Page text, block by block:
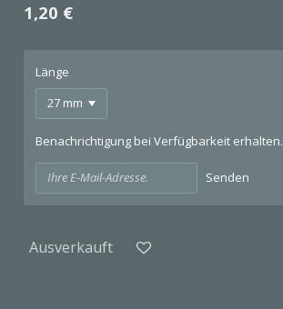
1,20 €
Länge
Benachrichtigung bei Verfügbarkeit erhalten.
Senden
Ausverkauft